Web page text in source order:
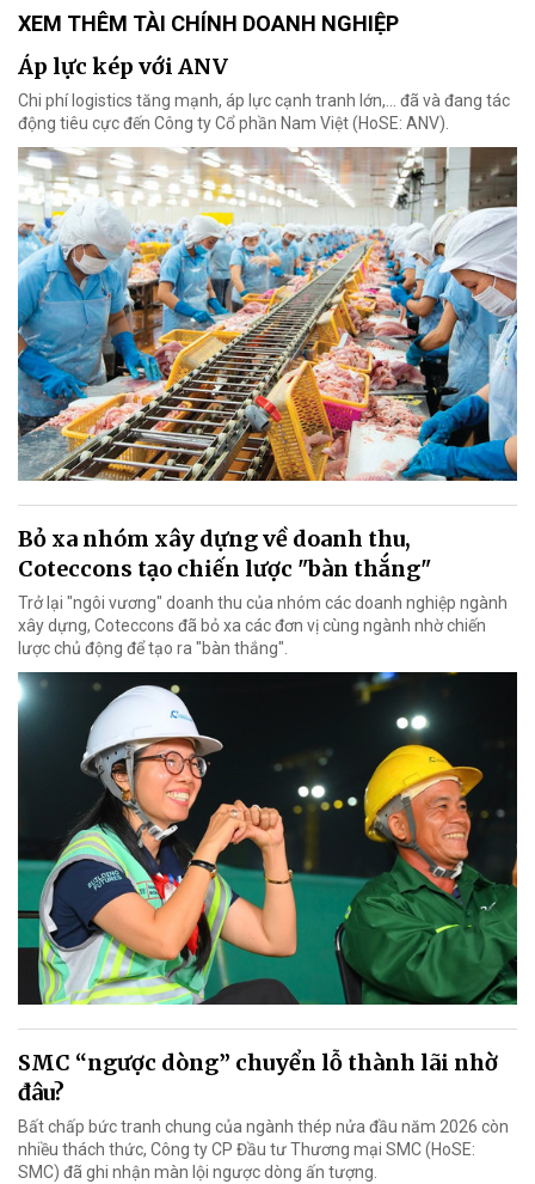
XEM THÊM TÀI CHÍNH DOANH NGHIỆP
Áp lực kép với ANV
Chi phí logistics tăng mạnh, áp lực cạnh tranh lớn,... đã và đang tác
động tiêu cực đến Công ty Cổ phần Nam Việt (HoSE: ANV).
Bỏ xa nhóm xây dựng về doanh thu,
Coteccons tạo chiến lược "bàn thắng"
Trở lại "ngôi vương" doanh thu của nhóm các doanh nghiệp ngành
xây dựng, Coteccons đã bỏ xa các đơn vị cùng ngành nhờ chiến
lược chủ động để tạo ra "bàn thắng".
SMC “ngược dòng” chuyển lỗ thành lãi nhờ
đâu?
Bất chấp bức tranh chung của ngành thép nửa đầu năm 2026 còn
nhiều thách thức, Công ty CP Đầu tư Thương mại SMC (HoSE:
SMC) đã ghi nhận màn lội ngược dòng ấn tượng.